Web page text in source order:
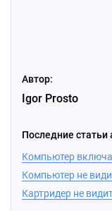
Автор:
Igor Prosto
Последние статьи
Компьютер
Компьютер не
Картридер не